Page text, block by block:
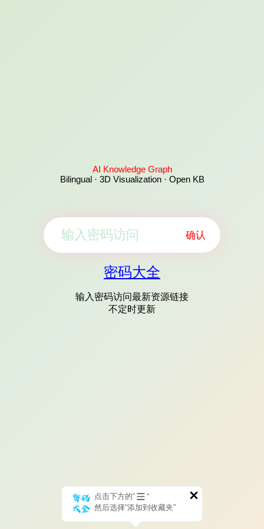
AI Knowledge Graph
Bilingual · 3D Visualization · Open KB
确认
密码大全
输入密码访问最新资源链接
不定时更新
点击下方的“
”
然后选择“添加到收藏夹”